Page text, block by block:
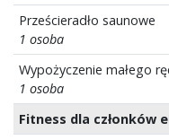
Prześcieradło saunowe
1 osoba
Wypożyczenie małego
1 osoba
Fitness dla członków